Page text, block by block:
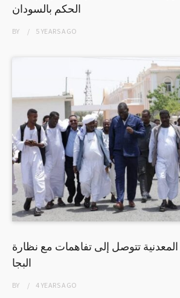
الحكم بالسودان
BY 5 YEARSAGO
تتوصل إلى تفاهمات مع نظارة
البجا
BY 4 YEARSAGO